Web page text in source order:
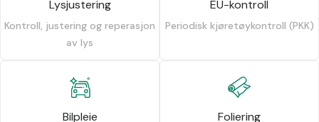
Lysjustering
Kontroll, justering og reperasjon
av lys
EU-kontroll
Periodisk kjøretøykontroll (PKK)
Bilpleie Foliering